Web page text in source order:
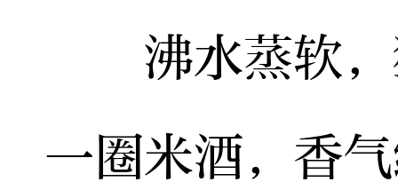
沸水蒸软，
一圈米酒，香